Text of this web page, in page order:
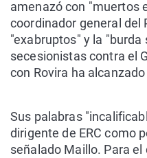
amenazó con "muertos
coordinador general del
"exabruptos" y la
secesionistas contra el
con Rovira ha
Sus palabras
dirigente de ERC como
señalado Maillo. Para